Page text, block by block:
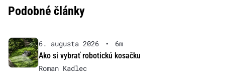
Podobné články
6. augusta 2026 •
6m
Ako si vybrať robotickú kosačku
Roman Kadlec